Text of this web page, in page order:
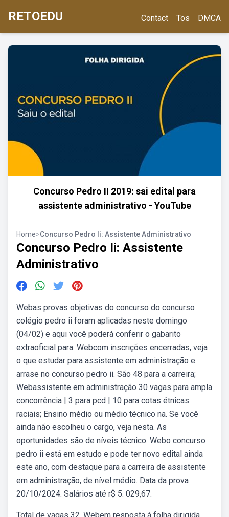
RETOEDU Contact Tos DMCA
Concurso Pedro II 2019: sai edital para
assistente administrativo - YouTube
Home>Concurso Pedro Ii: Assistente Administrativo
Concurso Pedro Ii: Assistente
Administrativo
Webas provas objetivas do concurso do concurso
colégio pedro ii foram aplicadas neste domingo
(04/02) e aqui você poderá conferir o gabarito
extraoficial para. Webcom inscrições encerradas, veja
o que estudar para assistente em administração e
arrase no concurso pedro ii. São 48 para a carreira;
Webassistente em administração 30 vagas para ampla
concorrência | 3 para pcd | 10 para cotas étnicas
raciais; Ensino médio ou médio técnico na. Se você
ainda não escolheu o cargo, veja nesta. As
oportunidades são de níveis técnico. Webo concurso
pedro ii está em estudo e pode ter novo edital ainda
este ano, com destaque para a carreira de assistente
em administração, de nível médio. Data da prova
20/10/2024. Salários até r$ 5. 029,67.